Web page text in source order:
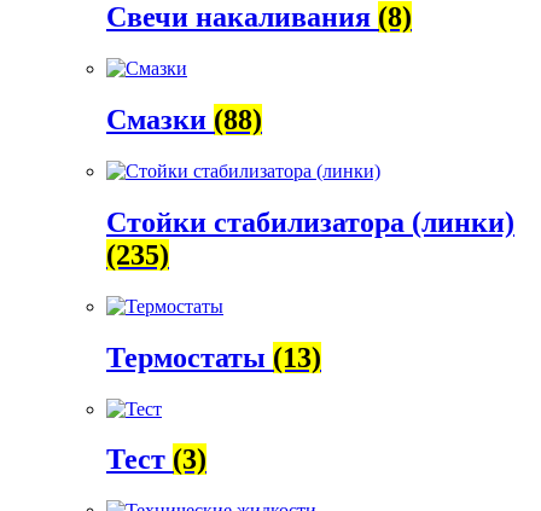
Свечи накаливания (8)
Смазки (88)
Стойки стабилизатора (линки)
(235)
Термостаты (13)
Тест (3)